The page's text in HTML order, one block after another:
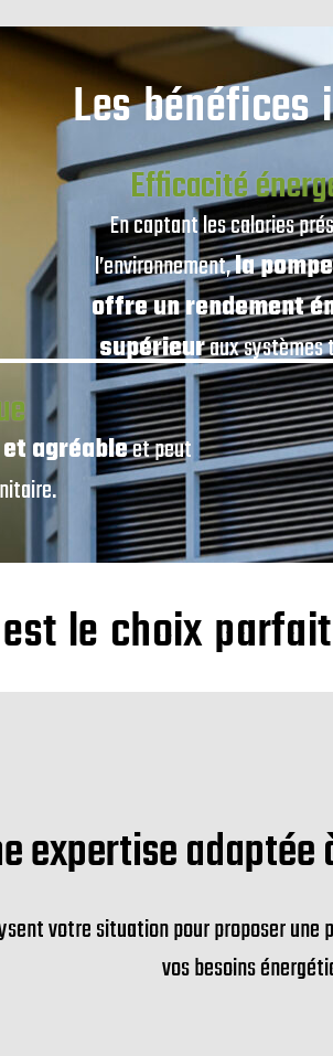
Les bénéfices
Efficacité
En captant les calories
l’environnement,la
offre un rendement
supérieuraux systèmes
agréableet peut
le choix
expertise
votre situation pour proposer
vos besoins